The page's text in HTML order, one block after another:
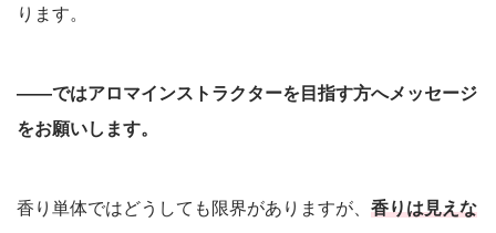
ります。
――ではアロマインストラクターを目指す方へメッセージ
をお願いします。
香り単体ではどうしても限界がありますが、 香りは見えな